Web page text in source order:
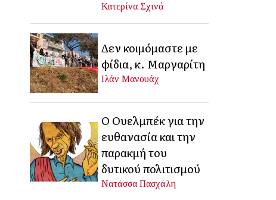
Κατερίνα Σχινά
Δεν κοιμόμαστε με
φίδια, κ. Μαργαρίτη
Ιλάν Μανουάχ
Ο Ουελμπέκ για την
ευθανασία και την
παρακμή του
δυτικού πολιτισμού
Νατάσσα Πασχάλη